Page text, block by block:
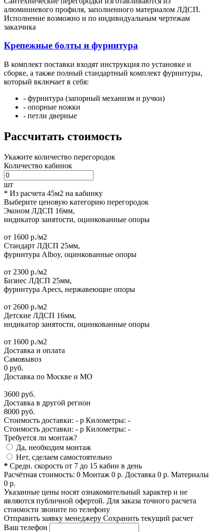
алюминиевого профиля, заполненного материалом ЛДСП.
Исполнение возможно и по индивидуальным чертежам
заказчика
Крепежные болты и фурнитура
В комплект поставки входят инструкция по установке и
сборке, а также полный стандартный комплект фурнитуры,
который включает в себя:
- фурнитура (запорный механизм и ручки)
- опорные ножки
- петли дверные
Рассчитать стоимость
Укажите количество перегородок
Количество кабинок
шт
* Из расчета 45м2 на кабинку
Выберите ценовую категорию перегородок
Эконом ЛДСП 16мм,
индикатор занятости, оцинкованные опоры
от 1600 р./м2
Стандарт ЛДСП 25мм,
фурнитура Alboy, оцинкованные опоры
от 2300 р./м2
Бизнес ЛДСП 25мм,
фурнитура Apecs, нержавеющие опоры
от 2600 р./м2
Детские ЛДСП 16мм,
индикатор занятости, оцинкованные опоры
от 1600 р./м2
Доставка и оплата
Самовывоз
0 руб.
Доставка по Москве и МО
3600 руб.
Доставка в другой регион
8000 руб.
Стоимость доставки: - р Километры: -
Стоимость доставки: - р Километры: -
Требуется ли монтаж?
Да, необходим монтаж
Нет, сделаем самостоятельно
* Средн. скорость от 7 до 15 кабин в день
Расчётная стоимость: 0 Монтаж 0 р. Доставка 0 р. Материалы
0 р.
Указанные цены носят ознакомительный характер и не
являются публичной офертой. Для заказа точного расчета
стоимости звоните по телефону
Отправить заявку менеджеру Сохранить текущий расчет
Ваш телефон